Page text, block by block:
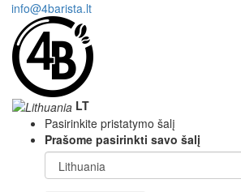
info@4barista.lt
LT
Pasirinkite pristatymo šalį
Prašome pasirinkti savo šalį